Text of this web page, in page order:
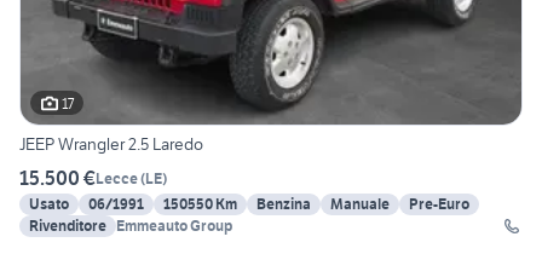
17
JEEP Wrangler 2.5 Laredo
15.500 €Lecce(LE)
Usato
06/1991 150550 Km Benzina Manuale
Pre-Euro
Rivenditore Emmeauto Group